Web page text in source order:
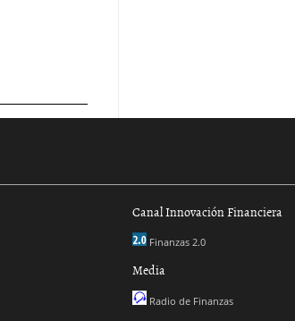
Canal Innovación Financiera
Finanzas 2.0
Media
Radio de Finanzas